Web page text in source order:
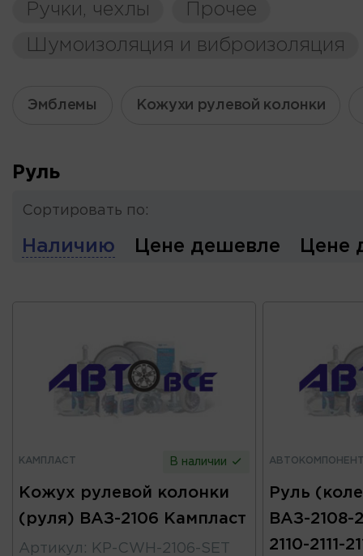
Ручки, чехлы
Прочее
Шумоизоляция и виброизоляция
Эмблемы Кожухи рулевой колонки
Руль
Сортировать по:
Наличию Цене дешевле Цене
КАМПЛАСТ В наличии
Кожух рулевой колонки
(руля) ВАЗ-2106 Кампласт
Артикул :
KP-CWH-2106-SET
Руль
ВАЗ-2108-
2110-2111-